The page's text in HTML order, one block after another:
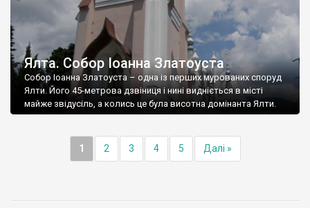
Ялта. Собор Іоанна Златоуста
Собор Іоанна Златоуста – одна із перших мурованих споруд
Ялти. Його 45-метрова дзвіниця і нині видніється в місті
майже звідусіль, а колись це була висотна домінанта Ялти.
1 2 3 4 5 Далі »